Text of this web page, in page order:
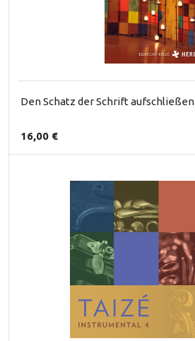
Den Schatz der Schrift aufschließen
16,00 €